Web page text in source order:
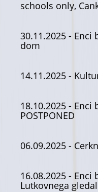
schools only,
30.11.2025 - Enci
dom
14.11.2025 -
18.10.2025 - Enci
POSTPONED
06.09.2025 -
16.08.2025 - Enci
Lutkovnega